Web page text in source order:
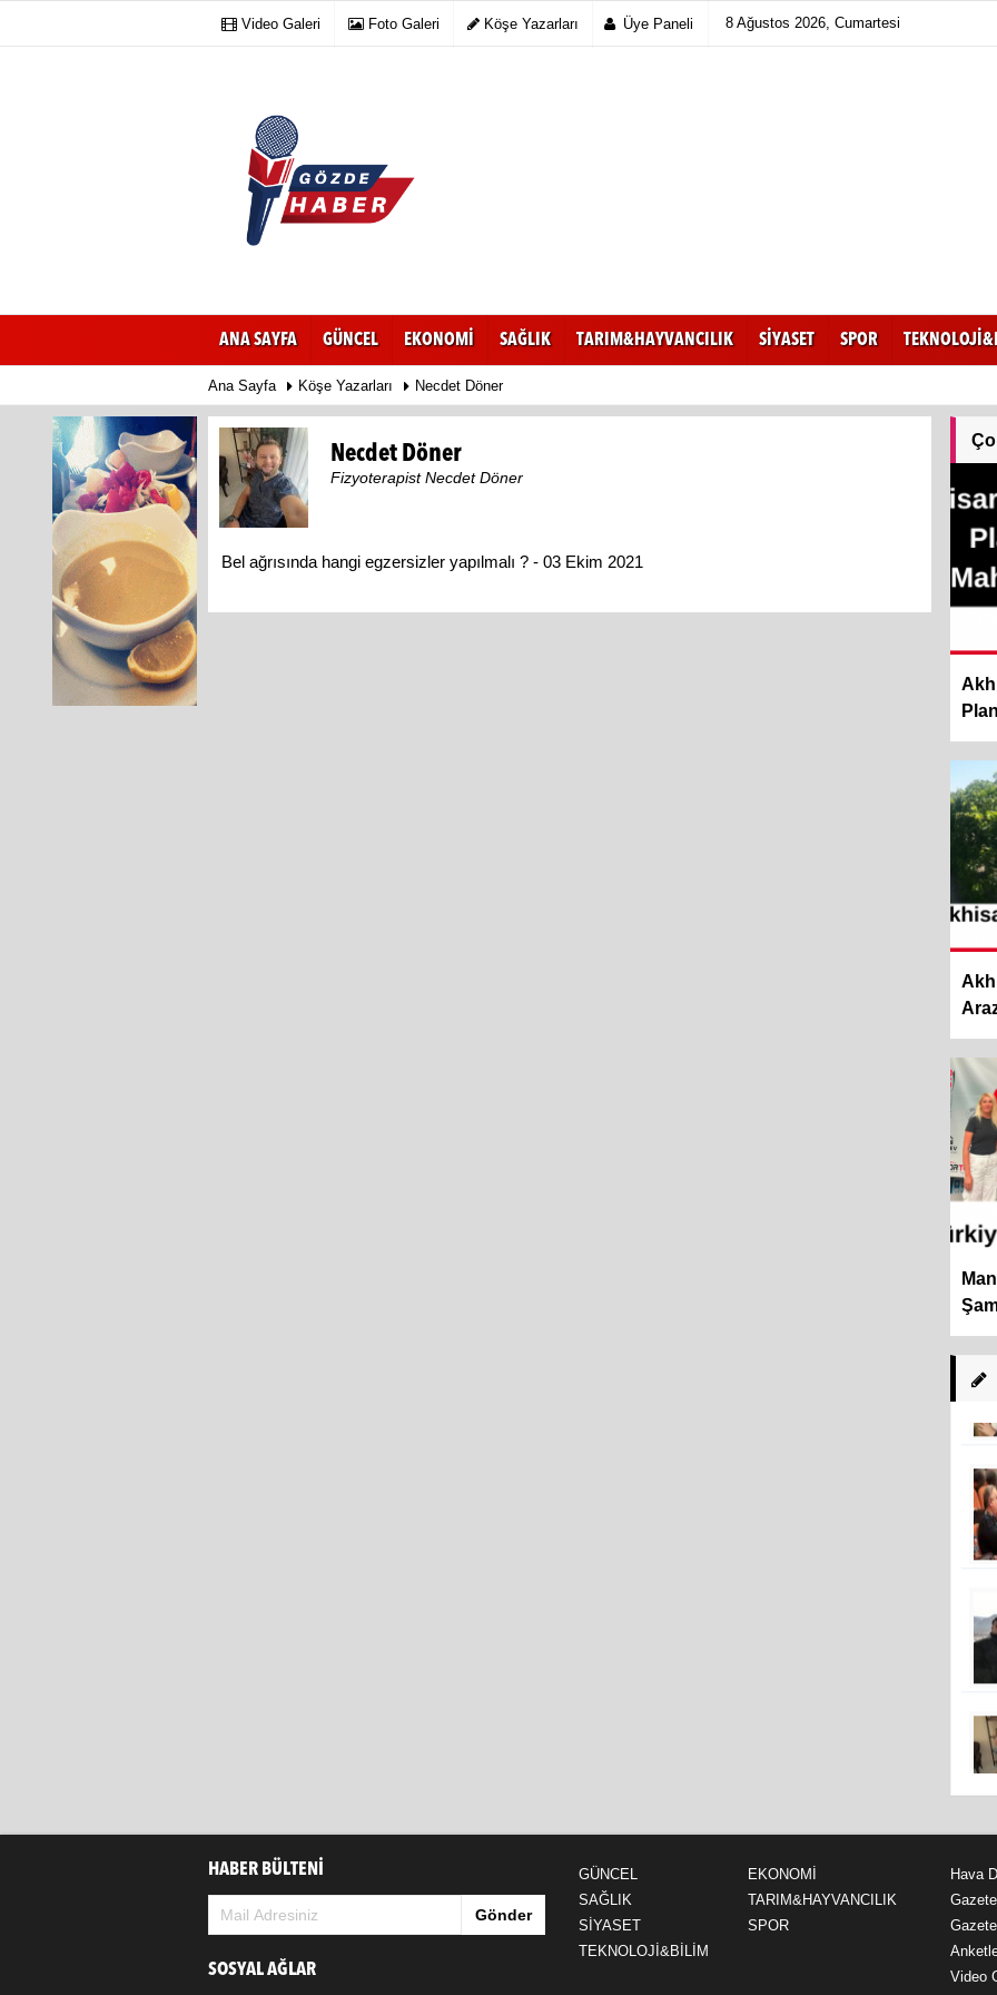
Video Galeri Foto Galeri Köşe Yazarları Üye Paneli 8 Ağustos 2026, Cumartesi
ANA SAYFA GÜNCEL EKONOMİ SAĞLIK TARIM&HAYVANCILIK SİYASET SPOR
Ana Sayfa Köşe Yazarları Necdet Döner
Necdet Döner
Fizyoterapist Necdet Döner
Bel ağrısında hangi egzersizler yapılmalı ? - 03 Ekim 2021
HABER BÜLTENİ
Gönder
SOSYAL AĞLAR
GÜNCEL
EKONOMİ
SAĞLIK
TARIM&HAYVANCILIK
SİYASET
SPOR
TEKNOLOJİ&BİLİM
Hava
Video